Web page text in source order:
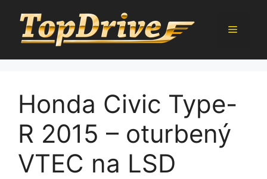
obsah
Menu
Honda Civic Type-
R 2015 – oturbený
VTEC na LSD